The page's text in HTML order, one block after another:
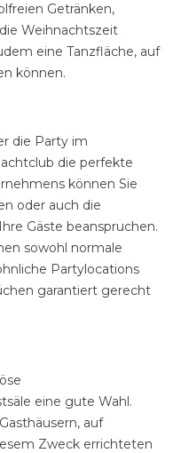
Getränken,
Weihnachtszeit
eine Tanzfläche, auf
können.
die Party im
die perfekte
können Sie
oder auch die
Gäste beanspruchen.
sowohl normale
Partylocations
garantiert gerecht
eine gute Wahl.
auf
Zweck errichteten